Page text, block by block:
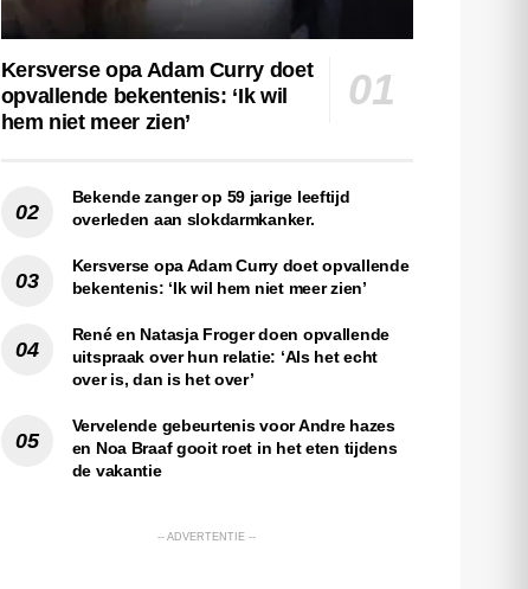
Kersverse opa Adam Curry doet
opvallende bekentenis: ‘Ik wil
hem niet meer zien’
Bekende zanger op 59 jarige leeftijd
overleden aan slokdarmkanker.
Kersverse opa Adam Curry doet opvallende
bekentenis: ‘Ik wil hem niet meer zien’
René en Natasja Froger doen opvallende
uitspraak over hun relatie: ‘Als het echt
over is, dan is het over’
Vervelende gebeurtenis voor Andre hazes
en Noa Braaf gooit roet in het eten tijdens
de vakantie
-- ADVERTENTIE --